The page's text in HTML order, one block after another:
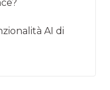
AI di